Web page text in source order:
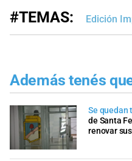
#TEMAS: Edición
Además tenés
Se quedan
de Santa
renovar